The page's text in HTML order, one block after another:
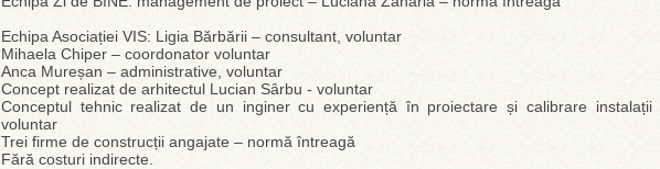
Echipa Asociației VIS: Ligia Bărbării – consultant, voluntar
Mihaela Chiper – coordonator voluntar
Anca Mureșan – administrative, voluntar
Concept realizat de arhitectul Lucian Sârbu - voluntar
Conceptul tehnic realizat de un inginer cu experiență în proiectare și calibrare instalații
voluntar
Trei firme de construcții angajate – normă întreagă
Fără costuri indirecte.